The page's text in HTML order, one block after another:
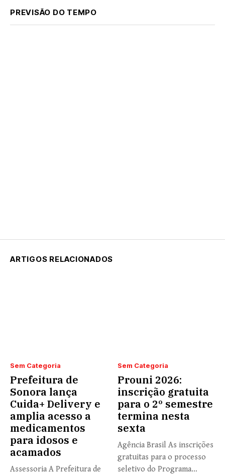
PREVISÃO DO TEMPO
ARTIGOS RELACIONADOS
Sem Categoria
Prefeitura de
Sonora lança
Cuida+ Delivery e
amplia acesso a
medicamentos
para idosos e
acamados
Assessoria A Prefeitura de
Sem Categoria
Prouni 2026:
inscrição gratuita
para o 2º semestre
termina nesta
sexta
Agência Brasil As inscrições
gratuitas para o processo
seletivo do Programa